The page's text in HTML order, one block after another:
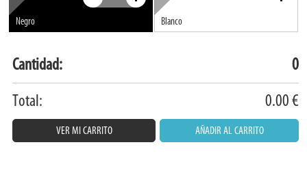
Negro Blanco
Cantidad:
0
Total:
€
0.00
VER MI CARRITO AÑADIR AL CARRITO